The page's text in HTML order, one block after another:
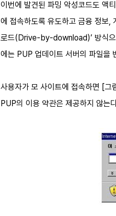
이번에 발견된 파밍 악성코드도 액
에 접속하도록 유도하고 금융 정보,
로드(Drive-by-download)’ 방식으
에는 PUP 업데이트 서버의 파일을
사용자가 모 사이트에 접속하면 [그
PUP의 이용 약관은 제공하지 않는